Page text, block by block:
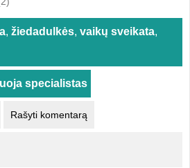
, žiedadulkės, vaikų sveikata,
specialistas
Rašyti komentarą